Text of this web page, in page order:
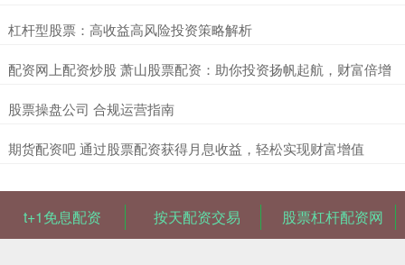
​杠杆型股票：高收益高风险投资策略解析
​配资网上配资炒股 萧山股票配资：助你投资扬帆起航，财富倍增
​股票操盘公司 合规运营指南
​期货配资吧 通过股票配资获得月息收益，轻松实现财富增值
t+1免息配资 按天配资交易 股票杠杆配资网